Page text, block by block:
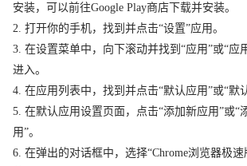
安装，可以前往Google Play商店下载并安装。
2. 打开你的手机，找到并点击“设置”应用。
3. 在设置菜单中，向下滚动并找到“应用”或“应
进入。
4. 在应用列表中，找到并点击“默认应用”或“默
5. 在默认应用设置页面，点击“添加新应用”或“
用”。
6. 在弹出的对话框中，选择“Chrome浏览器极速